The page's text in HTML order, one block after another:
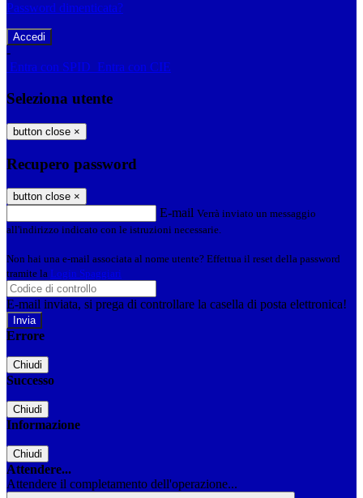
Password dimenticata?
-
Entra con SPID Entra con CIE
Seleziona utente
button close ×
Recupero password
button close ×
E-mail Verrà inviato un messaggio
all'indirizzo indicato con le istruzioni necessarie.
Non hai una e-mail associata al nome utente? Effettua il reset della password
tramite la Login Spaggiari
E-mail inviata, si prega di controllare la casella di posta elettronica!
Errore
Chiudi
Successo
Chiudi
Informazione
Chiudi
Attendere...
Attendere il completamento dell'operazione...